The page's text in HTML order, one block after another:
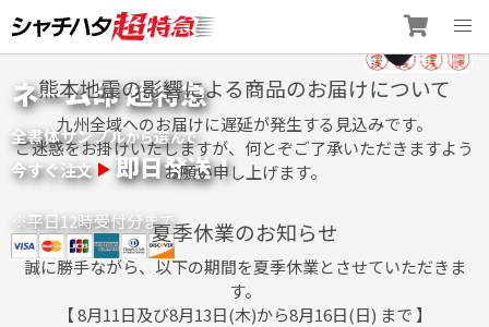
to
content
ネーム印 超特急
全書体サンプルから選んで
今すぐ注文 即日発送！
※平日12時受付分まで
熊本地震の影響による商品のお届けについて
九州全域へのお届けに遅延が発生する見込みです。
ご迷惑をお掛けいたしますが、何とぞご了承いただきますよう
お願い申し上げます。
夏季休業のお知らせ
誠に勝手ながら、以下の期間を夏季休業とさせていただきま
す。
【 8月11日及び8月13日(木)から8月16日(日) まで 】